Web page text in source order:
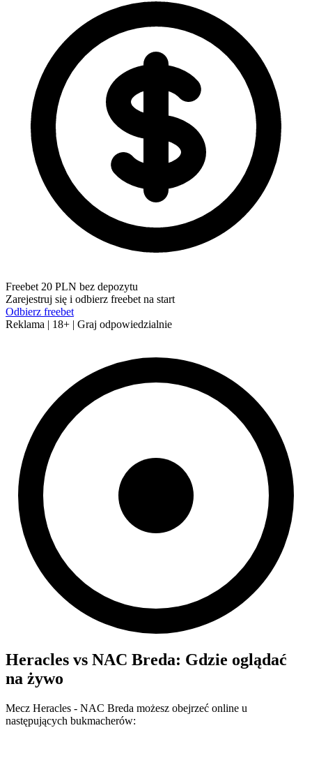
Freebet 20 PLN bez depozytu
Zarejestruj się i odbierz freebet na start
Odbierz freebet
Reklama | 18+ | Graj odpowiedzialnie
Heracles vs NAC Breda: Gdzie oglądać
na żywo
Mecz Heracles - NAC Breda możesz obejrzeć online u
następujących bukmacherów: